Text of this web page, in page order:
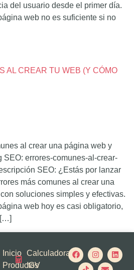
del usuario desde el primer día.
web no es suficiente si no
AL CREAR TU WEB (Y CÓMO
al crear una página web y
errores-comunes-al-crear-
SEO: ¿Estás por lanzar
más comunes al crear una
soluciones simples y efectivas.
web hoy es casi obligatorio,
[…]
Inicio
Productos
Calculadora
IGV